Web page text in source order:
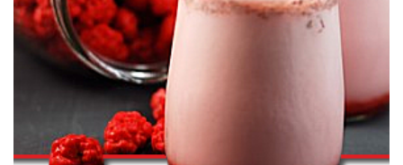
YOGUR DE PRALINAS ROSAS